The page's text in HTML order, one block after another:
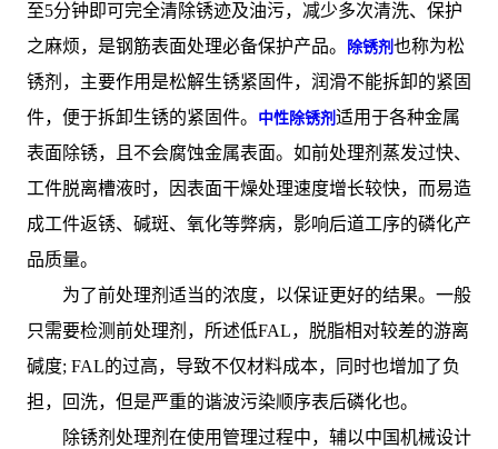
至5分钟即可完全清除锈迹及油污，减少多次清洗、保护
之麻烦，是钢筋表面处理必备保护产品。
除锈剂 也称为松
锈剂，主要作用是松解生锈紧固件，润滑不能拆卸的紧固
件，便于拆卸生锈的紧固件。
中性除锈剂 适用于各种金属
表面除锈，且不会腐蚀金属表面。如前处理剂蒸发过快、
工件脱离槽液时，因表面干燥处理速度增长较快，而易造
成工件返锈、碱斑、氧化等弊病，影响后道工序的磷化产
品质量。
为了前处理剂适当的浓度，以保证更好的结果。一般
只需要检测前处理剂，所述低FAL，脱脂相对较差的游离
碱度; FAL的过高，导致不仅材料成本，同时也增加了负
担，回洗，但是严重的谐波污染顺序表后磷化也。
除锈剂处理剂在使用管理过程中，辅以中国机械设计